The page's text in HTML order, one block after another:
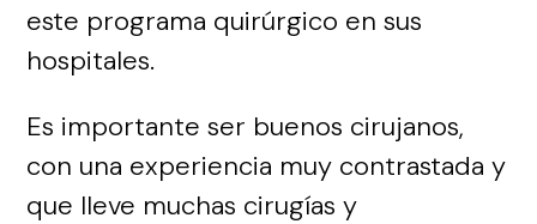
este programa quirúrgico en sus
hospitales.
Es importante ser buenos cirujanos,
con una experiencia muy contrastada y
que lleve muchas cirugías y